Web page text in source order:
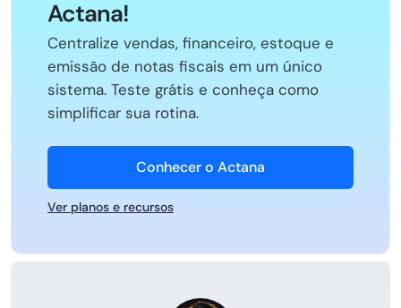
Actana!
Centralize vendas, financeiro, estoque e
emissão de notas fiscais em um único
sistema. Teste grátis e conheça como
simplificar sua rotina.
Conhecer o Actana
Ver planos e recursos